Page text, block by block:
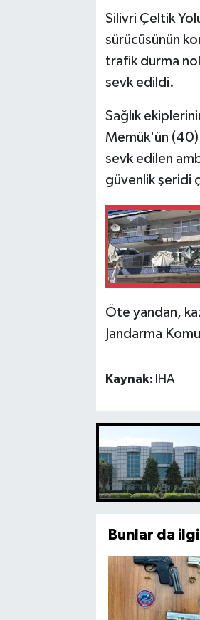
Silivri Çeltik
sürücüsünün
trafik durma
sevk edildi.
Sağlık
Memük'ün (40)
sevk edilen
güvenlik şeridi
Öte yandan,
Jandarma
Kaynak: İHA
Bunlar da